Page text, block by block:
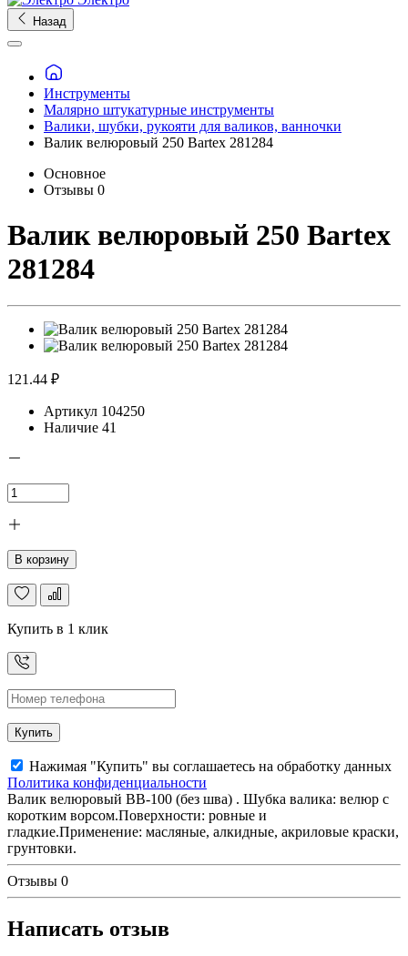
Назад
Инструменты
Малярно штукатурные инструменты
Валики, шубки, рукояти для валиков, ванночки
Валик велюровый 250 Bartex 281284
Основное
Отзывы 0
Валик велюровый 250 Bartex
281284
121.44 ₽
Артикул 104250
Наличие 41
В корзину
Купить в 1 клик
Купить
Нажимая "Купить" вы соглашаетесь на обработку данных
Политика конфиденциальности
Валик велюровый ВВ-100 (без шва) . Шубка валика: велюр с
коротким ворсом.Поверхности: ровные и
гладкие.Применение: масляные, алкидные, акриловые краски,
грунтовки.
Отзывы 0
Написать отзыв